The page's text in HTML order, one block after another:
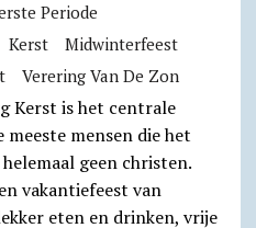
Periode
Kerst
Midwinterfeest
Verering Van De Zon